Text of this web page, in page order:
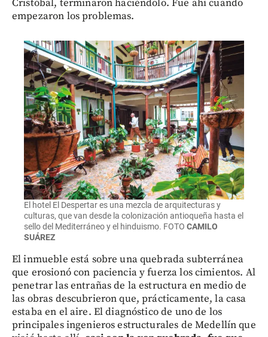
Cristóbal, terminaron haciéndolo. Fue ahí cuando
empezaron los problemas.
El hotel El Despertar es una mezcla de arquitecturas y
culturas, que van desde la colonización antioqueña hasta el
sello del Mediterráneo y el hinduismo. FOTO CAMILO
SUÁREZ
El inmueble está sobre una quebrada subterránea
que erosionó con paciencia y fuerza los cimientos. Al
penetrar las entrañas de la estructura en medio de
las obras descubrieron que, prácticamente, la casa
estaba en el aire. El diagnóstico de uno de los
principales ingenieros estructurales de Medellín que